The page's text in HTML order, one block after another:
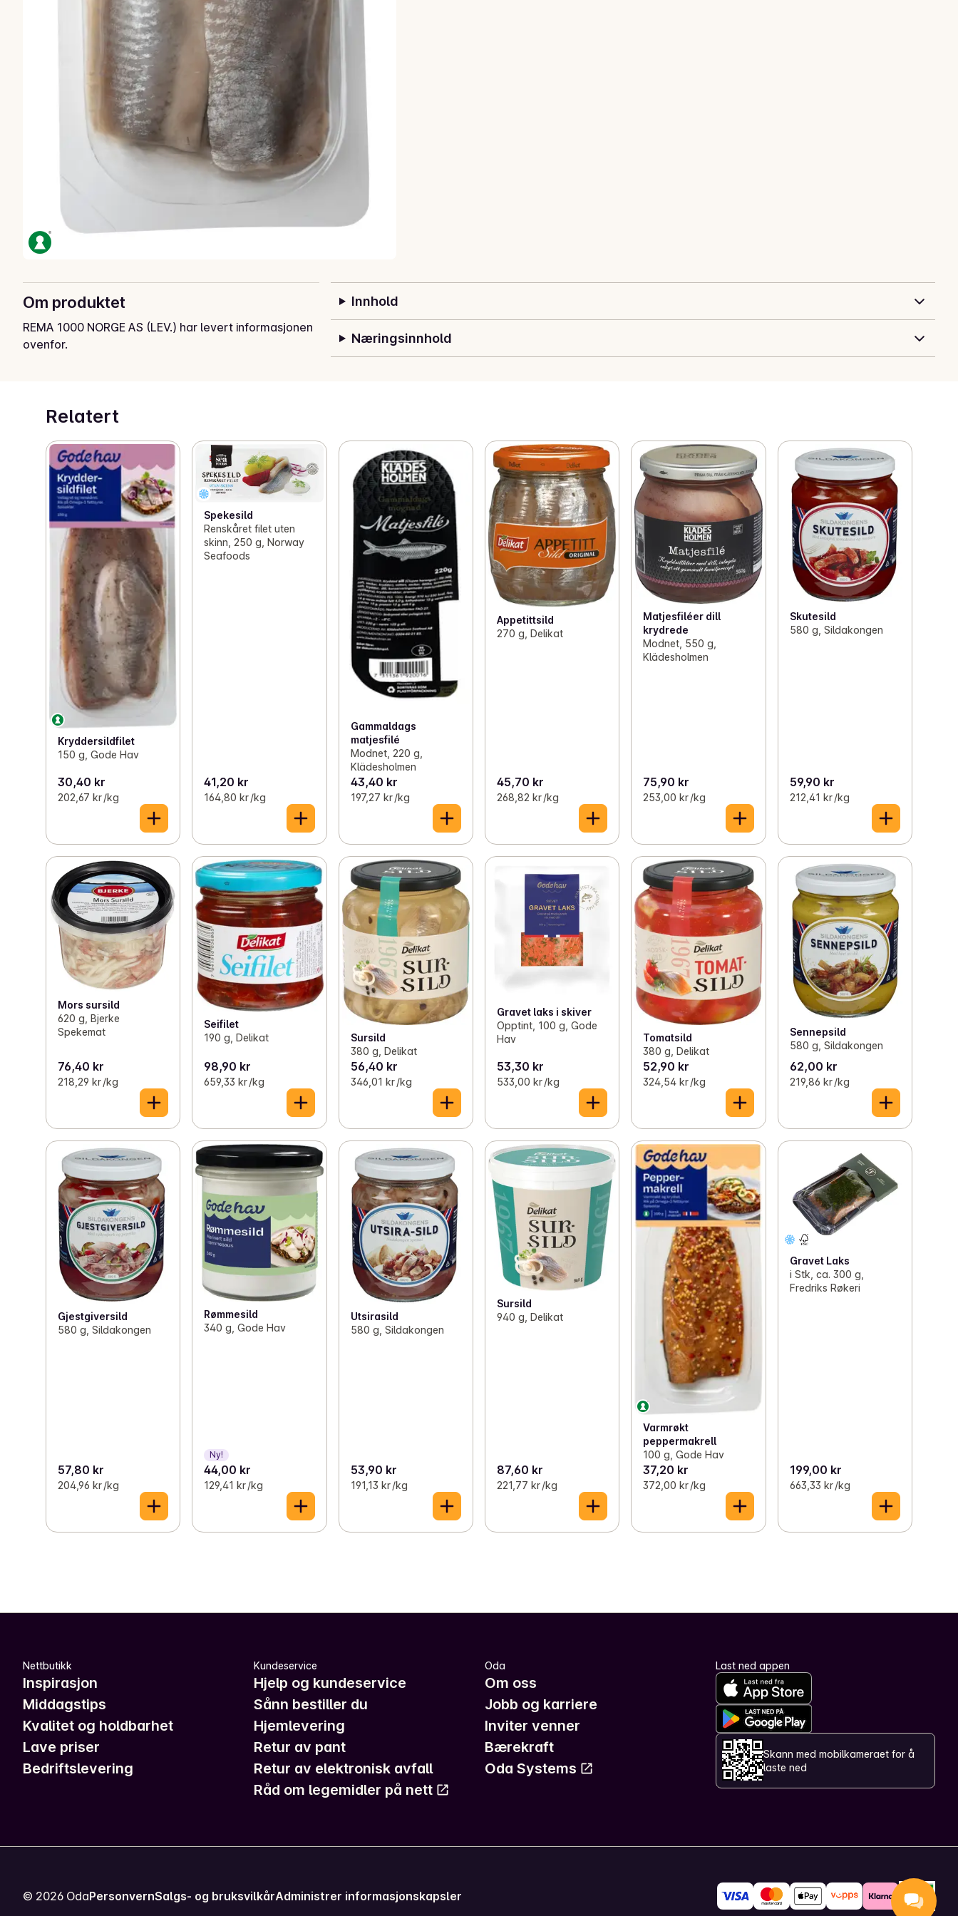
Om produktet
REMA 1000 NORGE AS (LEV.) har levert informasjonen
ovenfor.
Innhold
Næringsinnhold
Relatert
Kryddersildfilet
150 g, Gode Hav
30,40 kr
202,67 kr /kg
Spekesild
Renskåret filet uten
skinn, 250 g, Norway
Seafoods
41,20 kr
164,80 kr /kg
Gammaldags
matjesfilé
Modnet, 220 g,
Klädesholmen
43,40 kr
197,27 kr /kg
Appetittsild
270 g, Delikat
45,70 kr
268,82 kr /kg
Matjesfiléer dill
krydrede
Modnet, 550 g,
Klädesholmen
75,90 kr
253,00 kr /kg
Skutesild
580 g, Sildakongen
59,90 kr
212,41 kr /kg
Mors sursild
620 g, Bjerke
Spekemat
76,40 kr
218,29 kr /kg
Seifilet
190 g, Delikat
98,90 kr
659,33 kr /kg
Sursild
380 g, Delikat
56,40 kr
346,01 kr /kg
Gravet laks i skiver
Opptint, 100 g, Gode
Hav
53,30 kr
533,00 kr /kg
Tomatsild
380 g, Delikat
52,90 kr
324,54 kr /kg
Sennepsild
580 g, Sildakongen
62,00 kr
219,86 kr /kg
Gjestgiversild
580 g, Sildakongen
57,80 kr
204,96 kr /kg
Rømmesild
340 g, Gode Hav
Ny!
44,00 kr
129,41 kr /kg
Utsirasild
580 g, Sildakongen
53,90 kr
191,13 kr /kg
Sursild
940 g, Delikat
87,60 kr
221,77 kr /kg
Varmrøkt
peppermakrell
100 g, Gode Hav
37,20 kr
372,00 kr /kg
Gravet Laks
i Stk, ca. 300 g,
Fredriks Røkeri
199,00 kr
663,33 kr /kg
Nettbutikk
Inspirasjon
Middagstips
Kvalitet og holdbarhet
Lave priser
Bedriftslevering
Kundeservice
Hjelp og kundeservice
Sånn bestiller du
Hjemlevering
Retur av pant
Retur av elektronisk avfall
Råd om legemidler på nett
Oda
Om oss
Jobb og karriere
Inviter venner
Bærekraft
Oda Systems
Last ned appen
Skann med mobilkameraet for å
laste ned
© 2026 OdaPersonvernSalgs- og bruksvilkårAdministrer informasjonskapsler